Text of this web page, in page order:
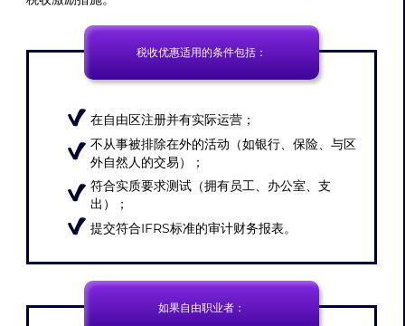
税收优惠适用的条件包括：
在自由区注册并有实际运营；
不从事被排除在外的活动（如银行、保险、与区
外自然人的交易）；
符合实质要求测试（拥有员工、办公室、支
出）；
提交符合IFRS标准的审计财务报表。
如果自由职业者：